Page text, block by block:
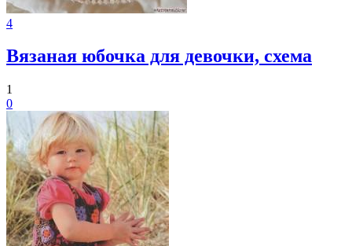
4
Вязаная юбочка для девочки, схема
1
0